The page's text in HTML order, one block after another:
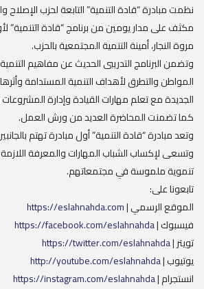
نظمت مبادرة “قادة التنمية” التابعة لحزب الإصلاح
مكثف على مدار يومين من برنامج “قادة التنمية”
مروة النجار، أمينة التنمية المجتمعية بالحزب.
وتضمن البرنامج التدريبى الحديث عن مفاهيم
المواطن والتطرق لأهداف التنمية المستدامة
الجديدة مع تعلم مهارات القيادة وإدارة
كما تضمنت المحاضرة العديد من ورش العمل.
وتعد مبادرة “قادة التنمية” أول مبادرة تهتم
وتسعى لإكساب الشباب المهارات والمعرفة
تنموية ملموسة في مجتمعاتهم.
تابعونا على:
الموقع الرسمي |https://eslahnahda.com
فيسبوك |https://facebook.com/eslahnahda
تويتر |https://twitter.com/eslahnahda
يوتيوب |http://youtube.com/eslahnahda
انستجرام |https://instagram.com/eslahnahda